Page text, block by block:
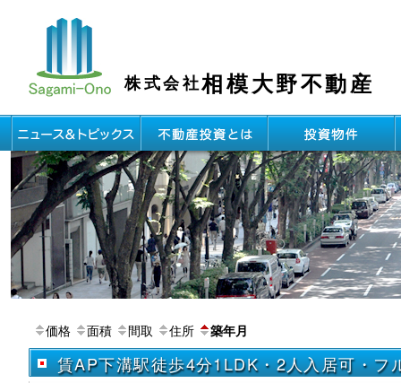
株式会社相模大野不動産
価格 面積 間取 住所 築年月
賃AP下溝駅徒歩4分1LDK・2人入居可・フ